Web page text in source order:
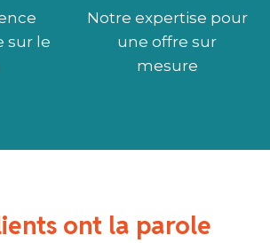
sur le
Notre expertise pour
une offre sur
mesure
ont la parole